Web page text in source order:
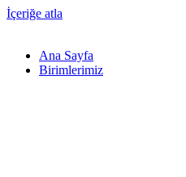
İçeriğe atla
Ana Sayfa
Birimlerimiz